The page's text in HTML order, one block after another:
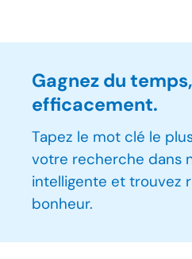
Gagnez du
efficacement.
Tapez le mot clé le
votre recherche dans
intelligente et trouvez
bonheur.